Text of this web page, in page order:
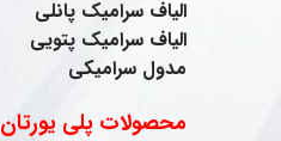
الیاف سرامیک پانلی
الیاف سرامیک پتویی
مدول سرامیکی
محصولات پلی یورتان